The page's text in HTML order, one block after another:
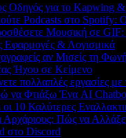
Οδηγός για το Kapwing &
Podcasts στο Spotify:
Μουσική σε GIF:
Εφαρμογές & Λογισμικά
αν Μισείς τη
Ήχου σε Κείμενο
πολλαπλές εργασίες
να Φτιάξω Ένα AI
οι 10 Καλύτερες
Αρχάριους: Πώς να
στο Discord